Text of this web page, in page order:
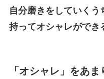
自分磨きをしていく
持ってオシャレができ
「オシャレ」をあ